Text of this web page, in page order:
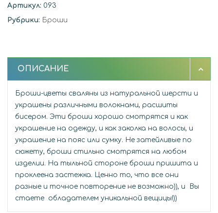
Артикул: 093
Рубрики: Броши
ОПИСАНИЕ
Броши-цветы сваляны из натуральной шерсти и
украшены различными волокнами, расшиты
бисером. Эти броши хорошо смотрятся и как
украшение на одежду, и как заколка на волосы, и
украшение на пояс или сумку. Не затейливые по
сюжету, броши стильно смотрятся на любом
изделии. На тыльной стороне броши пришита и
проклеена застежка. Ценно то, что все они
разные и точное повторение не возможно)), и Вы
стаете обладателем уникальной вещицы!))